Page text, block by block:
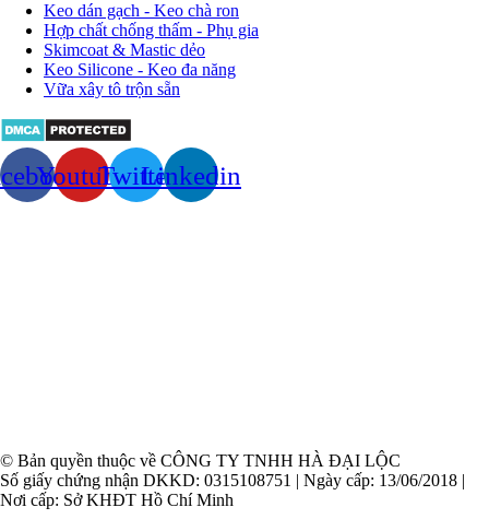
Keo dán gạch - Keo chà ron
Hợp chất chống thấm - Phụ gia
Skimcoat & Mastic dẻo
Keo Silicone - Keo đa năng
Vữa xây tô trộn sẵn
YoutubeTwitterLinkedin
© Bản quyền thuộc về CÔNG TY TNHH HÀ ĐẠI LỘC
Số giấy chứng nhận DKKD: 0315108751 | Ngày cấp: 13/06/2018 |
Nơi cấp: Sở KHĐT Hồ Chí Minh